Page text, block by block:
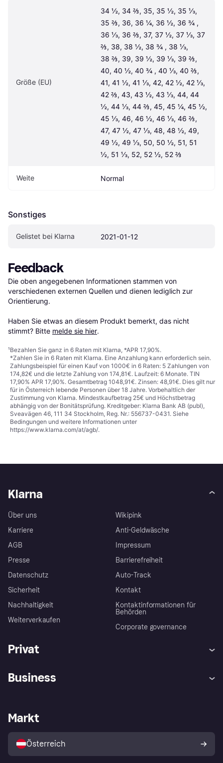
Größe (EU)
34 ½, 34 ⅔, 35, 35 ½, 35 ⅓,
35 ⅔, 36, 36 ¼, 36 ½, 36 ¾ ,
36 ⅓, 36 ⅔, 37, 37 ½, 37 ⅓, 37
⅔, 38, 38 ½, 38 ¾ , 38 ⅓,
38 ⅔, 39, 39 ½, 39 ⅓, 39 ⅔,
40, 40 ½, 40 ¾ , 40 ⅓, 40 ⅔,
41, 41 ½, 41 ⅓, 42, 42 ½, 42 ⅓,
42 ⅔, 43, 43 ½, 43 ⅓, 44, 44
½, 44 ⅓, 44 ⅔, 45, 45 ¼, 45 ½,
45 ⅓, 46, 46 ½, 46 ⅓, 46 ⅔,
47, 47 ½, 47 ⅓, 48, 48 ½, 49,
49 ½, 49 ⅓, 50, 50 ½, 51, 51
½, 51 ⅓, 52, 52 ½, 52 ⅔
Weite Normal
Sonstiges
Gelistet bei Klarna 2021-01-12
Feedback
Die oben angegebenen Informationen stammen von
verschiedenen externen Quellen und dienen lediglich zur
Orientierung.
Haben Sie etwas an diesem Produkt bemerkt, das nicht
stimmt? Bitte melde sie hier.
¹Bezahlen Sie ganz in 6 Raten mit Klarna, *APR 17,90%.
*Zahlen Sie in 6 Raten mit Klarna. Eine Anzahlung kann erforderlich sein.
Zahlungsbeispiel für einen Kauf von 1000€ in 6 Raten: 5 Zahlungen von
174,82€ und die letzte Zahlung von 174,81€. Laufzeit: 6 Monate. TIN
17,90% APR 17,90%. Gesamtbetrag 1048,91€. Zinsen: 48,91€. Dies gilt nur
für in Österreich lebende Personen über 18 Jahre. Vorbehaltlich der
Zustimmung von Klarna. Mindestkaufbetrag 25€ und Höchstbetrag
abhängig von der Bonitätsprüfung. Kreditgeber: Klarna Bank AB (publ),
Sveavägen 46, 111 34 Stockholm, Reg. Nr.: 556737-0431. Siehe
Bedingungen und weitere Informationen unter
https://www.klarna.com/at/agb/.
Klarna
Über uns
Karriere
AGB
Presse
Datenschutz
Sicherheit
Nachhaltigkeit
Weiterverkaufen
Wikipink
Anti-Geldwäsche
Impressum
Barrierefreiheit
Auto-Track
Kontakt
Kontaktinformationen für
Behörden
Corporate governance
Privat
Shops entdecken
Business
Händlerportal
Markt
Österreich